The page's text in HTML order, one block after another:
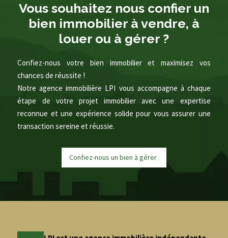
Vous souhaitez nous confier un
bien immobilier à vendre, à
louer ou à gérer ?
Confiez-nous votre bien immobilier et maximisez vos
chances de réussite !
Notre agence immobilière LPI vous accompagne à chaque
étape de votre projet immobilier avec une expertise
reconnue et une expérience solide pour vous assurer une
transaction sereine et réussie.
Confiez-nous un bien à gérer|